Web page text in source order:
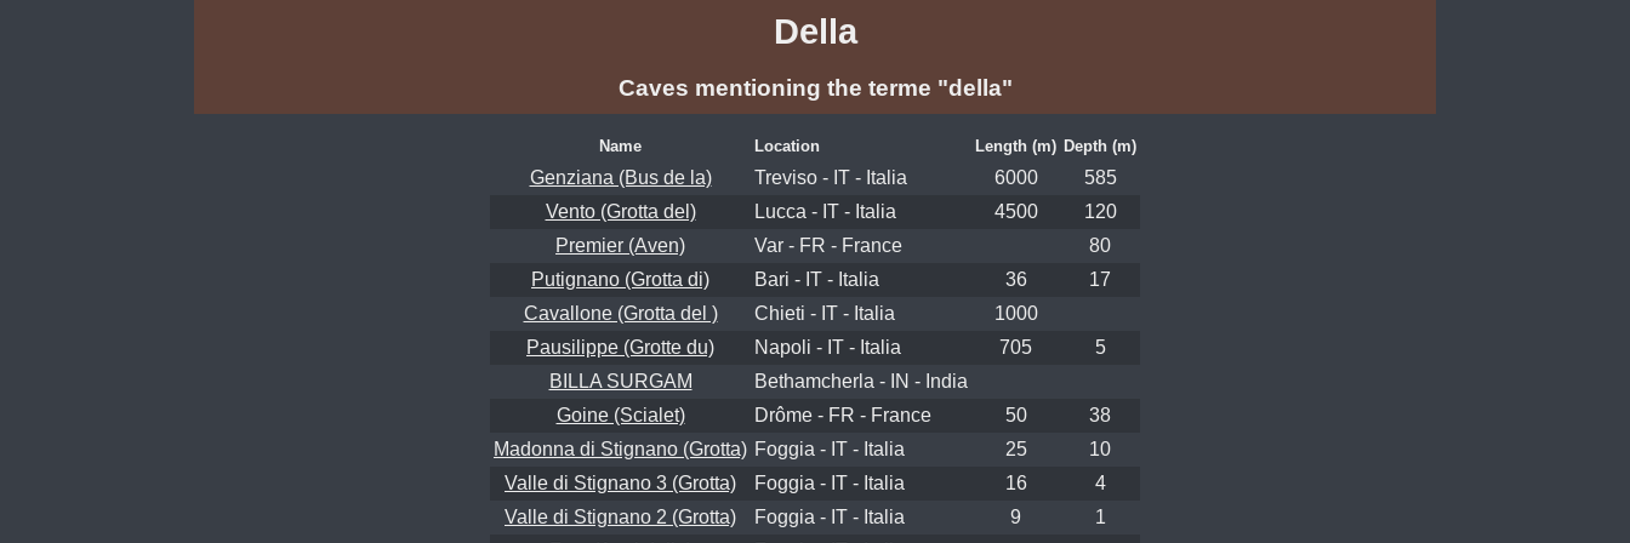
Della
Caves mentioning the terme "della"
Name Location Length (m) Depth (m)
Genziana (Bus de la) Treviso - IT - Italia 6000
585
Vento (Grotta del)
Lucca - IT - Italia 4500
120
Premier (Aven)
Var - FR - France
80
Putignano (Grotta di)
Bari - IT - Italia 36
17
Cavallone (Grotta del )
Chieti - IT - Italia
1000
Pausilippe (Grotte du)
Napoli - IT - Italia 705
5
BILLA SURGAM
Bethamcherla - IN - India
Goine (Scialet)
Drôme - FR - France 50
38
Madonna di Stignano (Grotta) Foggia - IT - Italia 25
10
Valle di Stignano 3 (Grotta)
Foggia - IT - Italia 16
4
Valle di Stignano 2 (Grotta)
Foggia - IT - Italia 9
1